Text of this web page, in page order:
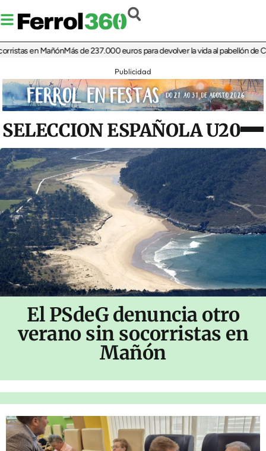
en MañónMás de 237.000 euros para devolver la vida al pabellón de Cariño
Publicidad
SELECCION ESPAÑOLA U20
El PSdeG denuncia otro
verano sin socorristas en
Mañón